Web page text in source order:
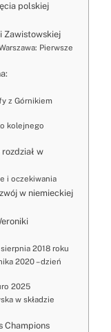
polskiej
Zawistowskiej
Pierwsze
z Górnikiem
kolejnego
w
i oczekiwania
w niemieckiej
2018 roku
2020 – dzień
2025
w składzie
Champions